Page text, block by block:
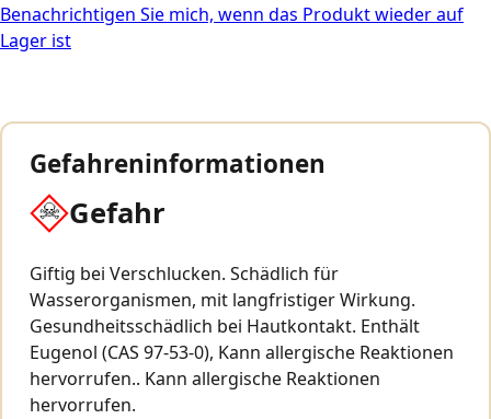
Benachrichtigen Sie mich, wenn das Produkt wieder auf
Lager ist
Gefahreninformationen
Gefahr
Giftig bei Verschlucken. Schädlich für
Wasserorganismen, mit langfristiger Wirkung.
Gesundheitsschädlich bei Hautkontakt. Enthält
Eugenol (CAS 97-53-0), Kann allergische Reaktionen
hervorrufen.. Kann allergische Reaktionen
hervorrufen.